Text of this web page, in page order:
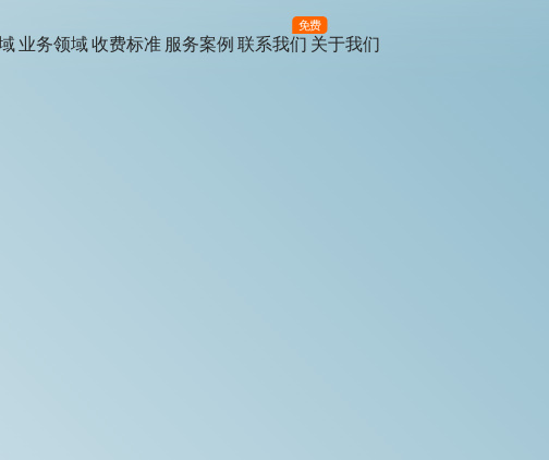
业务领域收费标准 服务案例 联系我们
免费
关于我们